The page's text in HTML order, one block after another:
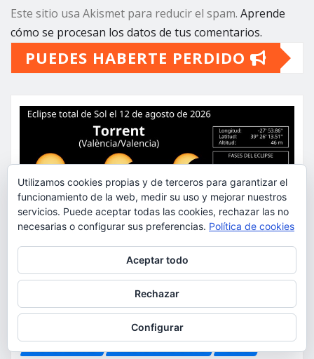
Este sitio usa Akismet para reducir el spam. Aprende
cómo se procesan los datos de tus comentarios.
PUEDES HABERTE PERDIDO
Utilizamos cookies propias y de terceros para garantizar el
funcionamiento de la web, medir su uso y mejorar nuestros
servicios. Puede aceptar todas las cookies, rechazar las no
necesarias o configurar sus preferencias. Política de cookies
Aceptar todo
Rechazar
Configurar
Para obtener más información, incluido cómo gestionar las cookies,